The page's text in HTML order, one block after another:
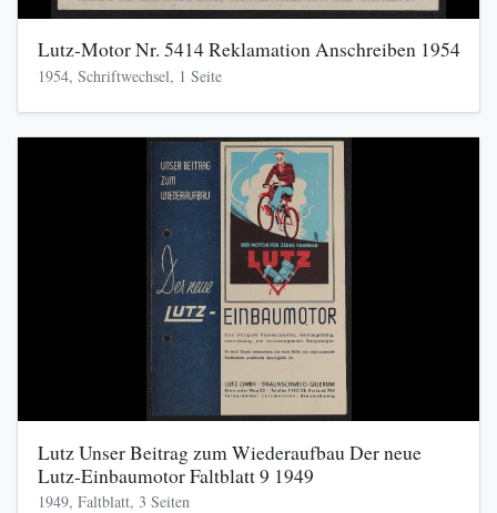
Lutz-Motor Nr. 5414 Reklamation Anschreiben 1954
1954, Schriftwechsel, 1 Seite
Lutz Unser Beitrag zum Wiederaufbau Der neue
Lutz-Einbaumotor Faltblatt 9 1949
1949, Faltblatt, 3 Seiten